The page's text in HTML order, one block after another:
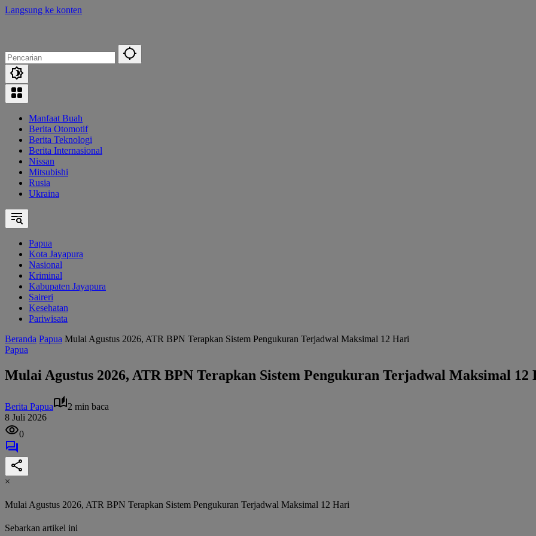
Langsung ke konten
Manfaat Buah
Berita Otomotif
Berita Teknologi
Berita Internasional
Nissan
Mitsubishi
Rusia
Ukraina
Papua
Kota Jayapura
Nasional
Kriminal
Kabupaten Jayapura
Saireri
Kesehatan
Pariwisata
Beranda Papua Mulai Agustus 2026, ATR BPN Terapkan Sistem Pengukuran Terjadwal Maksimal 12 Hari
Papua
Mulai Agustus 2026, ATR BPN Terapkan Sistem Pengukuran Terjadwal Maksimal 12
Berita Papua
2 min baca
8 Juli 2026
0
×
Mulai Agustus 2026, ATR BPN Terapkan Sistem Pengukuran Terjadwal Maksimal 12 Hari
Sebarkan artikel ini